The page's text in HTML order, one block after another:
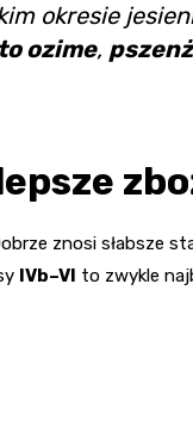
okresie
ozime,
znosi słabsze
IVb–VI to zwykle